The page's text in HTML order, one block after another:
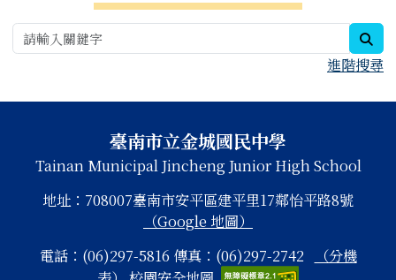
進階搜尋
頁尾區域內容臺南市立金城國民中學
Tainan Municipal Jincheng Junior High School
地址：708007臺南市安平區建平里17鄰怡平路8號
（Google 地圖）
電話：(06)297-5816 傳真：(06)297-2742
（分機